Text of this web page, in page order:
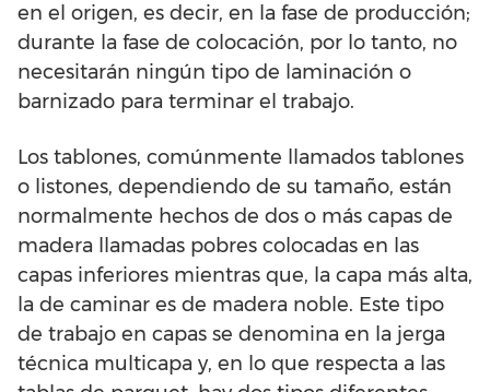
en el origen, es decir, en la fase de producción;
durante la fase de colocación, por lo tanto, no
necesitarán ningún tipo de laminación o
barnizado para terminar el trabajo.
Los tablones, comúnmente llamados tablones
o listones, dependiendo de su tamaño, están
normalmente hechos de dos o más capas de
madera llamadas pobres colocadas en las
capas inferiores mientras que, la capa más alta,
la de caminar es de madera noble. Este tipo
de trabajo en capas se denomina en la jerga
técnica multicapa y, en lo que respecta a las